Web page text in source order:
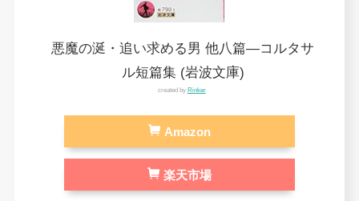
悪魔の涎・追い求める男 他八篇―コルタサ
ル短篇集 (岩波文庫)
created by Rinker
Amazon
楽天市場